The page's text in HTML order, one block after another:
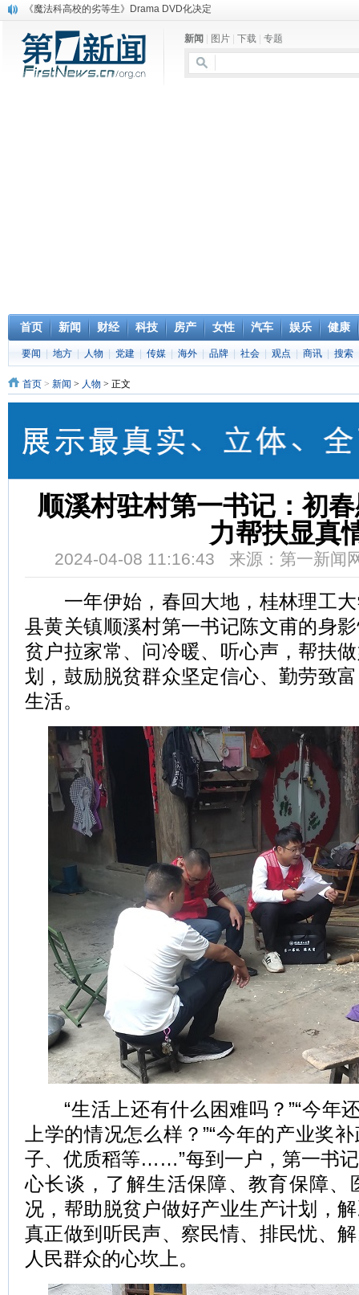
《魔法科高校的劣等生》Drama DVD化决定
消息称刘强东要求京东商城明年扭亏为盈
保健品也能吃出一身病? 康宝莱员工自揭多项家丑
煤价"跳水"电企利润"蹦高" 电煤联动亟待完善
新闻 图片 下载 专题
首页 新闻 财经 科技 房产 女性 汽车 娱乐 健康
要闻 地方 人物 党建 传媒 海外 品牌 社会 观点 商讯 搜索
首页 > 新闻 > 人物 > 正文
顺溪村驻村第一书记：初
力帮扶显真
2024-04-08 11:16:43 来源：第一新闻
一年伊始，春回大地，桂林理工大
县黄关镇顺溪村第一书记陈文甫的身
贫户拉家常、问冷暖、听心声，帮扶
划，鼓励脱贫群众坚定信心、勤劳致
生活。
“生活上还有什么困难吗？”“今年还
上学的情况怎么样？”“今年的产业奖
子、优质稻等……”每到一户，第一书
心长谈，了解生活保障、教育保障、
况，帮助脱贫户做好产业生产计划，
真正做到听民声、察民情、排民忧、
人民群众的心坎上。